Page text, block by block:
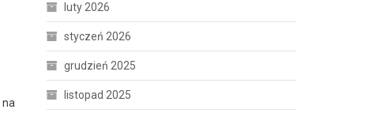
na
luty 2026
styczeń 2026
grudzień 2025
listopad 2025